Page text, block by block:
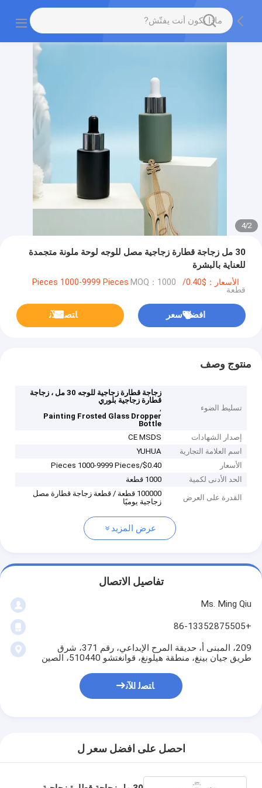
2
/
4
30 مل زجاجة قطارة زجاجية مصل للوجه لوحة ملونة متجمدة
للعناية بالبشرة
الأسعار：$0.40/Pieces 1000-9999 Pieces MOQ：1000
قطعة
افضل سعر ﺎﺘﺼﻟ ﺍﻶﻧ
منتوج وصف
تسليط الضوء
زجاجة قطارة زجاجية للوجه 30 مل ، زجاجة
قطارة زجاجية بلوري
,
Painting Frosted Glass Dropper
Bottle
إصدار الشهادات
CE MSDS
اسم العلامة التجارية
YUHUA
الأسعار
$0.40/Pieces 1000-9999 Pieces
الحد الأدنى لكمية
1000 قطعة
القدرة على العرض
100000 قطعة / قطعة زجاجة قطارة مصل
زجاجية يوميًا
عرض المزيد
تفاصيل الاتصال
Ms. Ming Qiu
+86-13352875505
209، المبنى أ، حديقة المرح الإبداعي، رقم 371، شرق
طريق جيان بينغ، منطقة هيلونغ، قوانغتشو 510440، الصين
ﺎﺘﺼﻟ ﺍﻶﻧ
احصل على افضل سعر ل